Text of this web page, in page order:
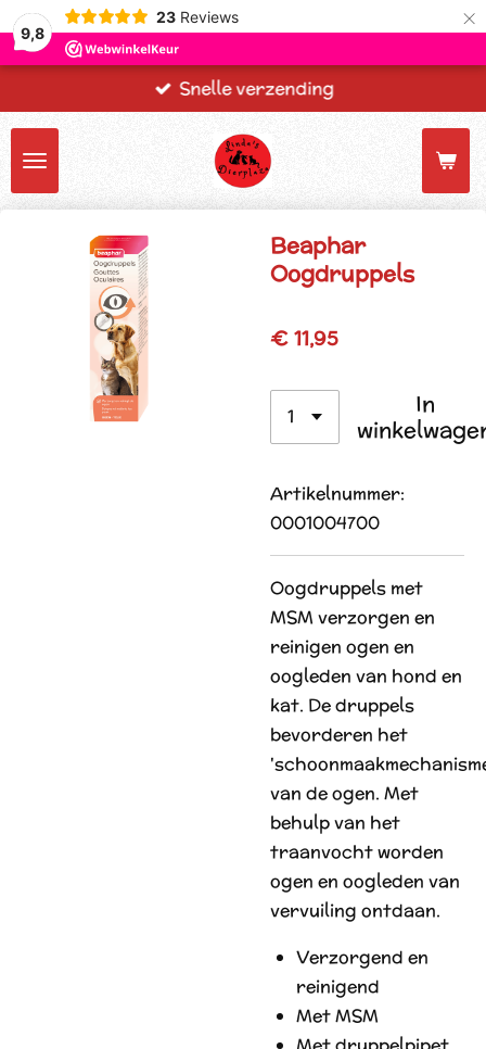
9,8
23 Reviews ×
Snelle verzending
Beaphar
Oogdruppels
€ 11,95
In
Artikelnummer:
0001004700
Oogdruppels met
MSM verzorgen en
reinigen ogen en
oogleden van hond en
kat. De druppels
bevorderen het
van de ogen. Met
behulp van het
traanvocht worden
ogen en oogleden van
vervuiling ontdaan.
Verzorgend en
reinigend
Met MSM